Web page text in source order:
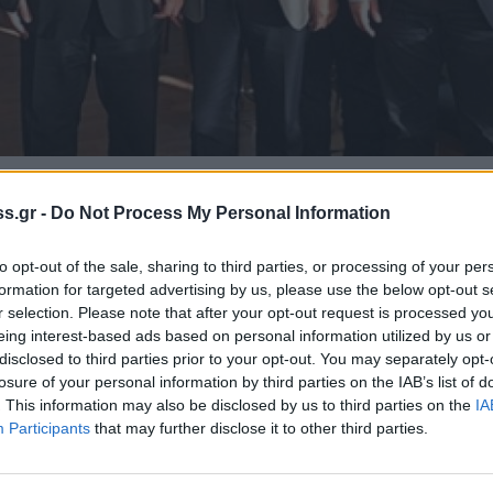
- Do Not Process My Personal Information
opt-out of the sale, sharing to third parties, or processing of your
for targeted advertising by us, please use the below opt-out
selection. Please note that after your opt-out request is processed
interest-based ads based on personal information utilized by us
to third parties prior to your opt-out. You may separately
of your personal information by third parties on the IAB’s list of
This information may also be disclosed by us to third parties on the
Participants that may further disclose it to other third parties.
όταν αναζητάς ειδήσεις στη Google
ως προτιμώμενη πηγή
αποτελέσματα της Google
Αγροτικής Ανάπτυξης και Τροφίμων κ.
2019 τα Επιμελητήρια της Περιφέρειας